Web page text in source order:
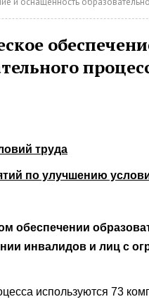
труда
по улучшению
обеспечении
инвалидов и лиц с
используются 73